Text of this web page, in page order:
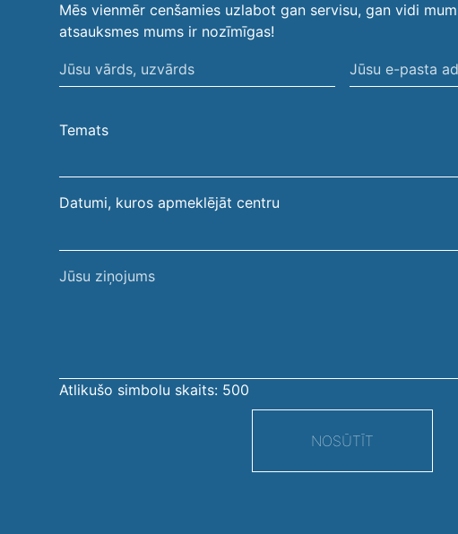
Mēs vienmēr cenšamies uzlabot gan servisu, gan vidi
atsauksmes mums ir nozīmīgas!
Jūsu
vārds,
Jūsu
e-
Temats
Datumi, kuros apmeklējāt centru
Jūsu
Atlikušo simbolu skaits: 500
NOSŪTĪT